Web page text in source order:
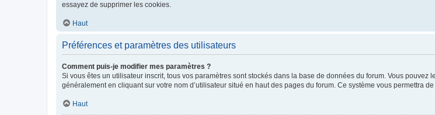
essayez de supprimer les cookies.
Haut
Préférences et paramètres des utilisateurs
Comment puis-je modifier mes paramètres ?
Si vous êtes un utilisateur inscrit, tous vos paramètres sont stockés dans la base de données du forum. Vous
généralement en cliquant sur votre nom d’utilisateur situé en haut des pages du forum. Ce système vous permettra
Haut